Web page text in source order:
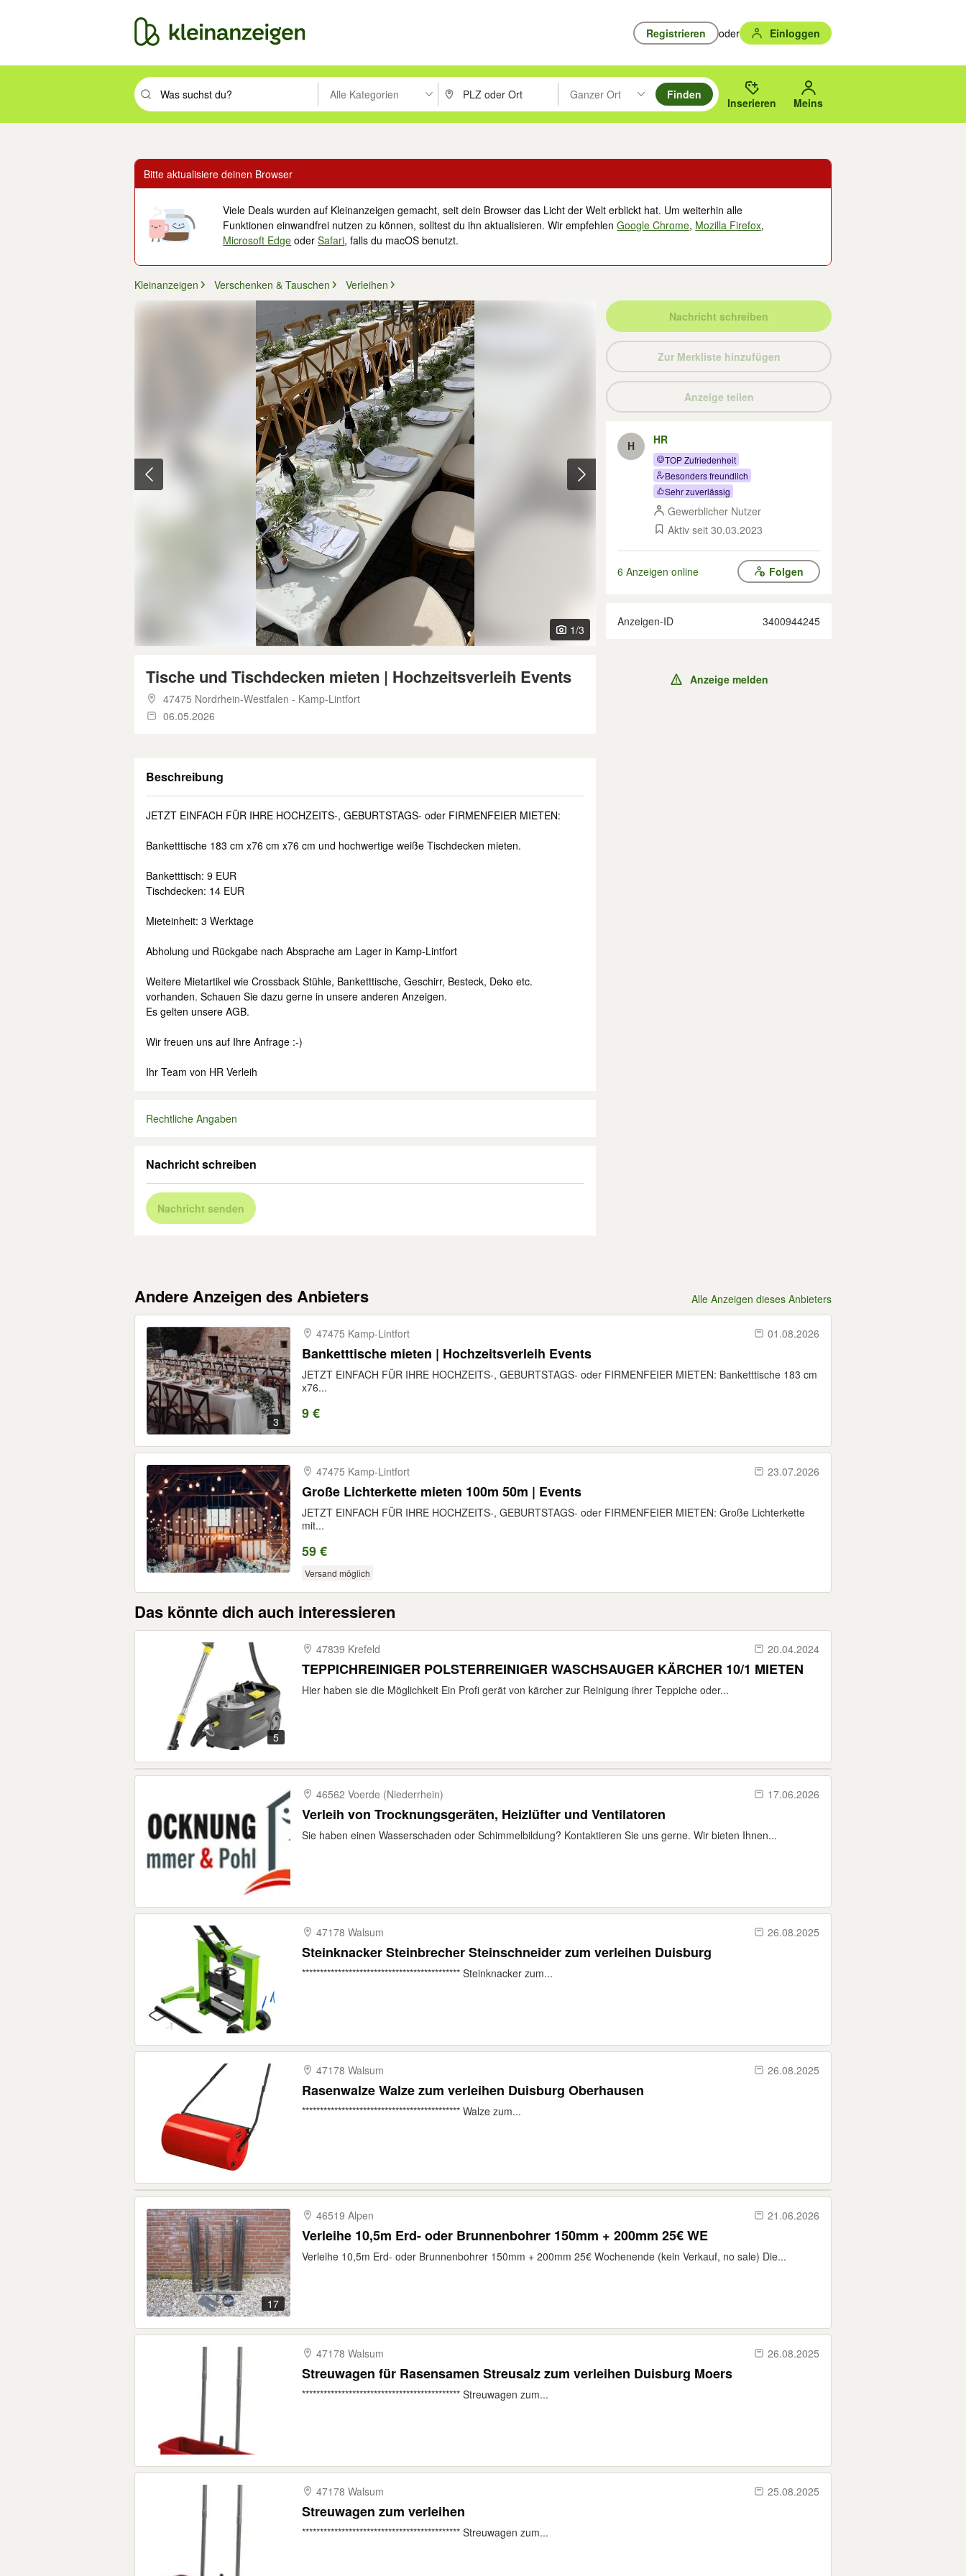
Registrieren oder Einloggen
Suchbegriff eingeben. Eingabetaste drücken um zu suchen, oder Vorschläge mit den Pfeiltasten nach oben/unten durchsuchen und mit Eingabetaste auswählen.
Alle Kategorien PLZ oder Ort eingeben. Eingabetaste drücken um zu suchen, oder Vorschläge mit den Pfeiltasten nach oben/
Ganzer Ort
Suche im Umkreis des gewählten Orts oder PLZ.
Finden
Inserieren Meins
Bitte aktualisiere deinen Browser
Viele Deals wurden auf Kleinanzeigen gemacht, seit dein Browser das Licht der Welt erblickt hat. Um weiterhin alle
Funktionen einwandfrei nutzen zu können, solltest du ihn aktualisieren. Wir empfehlenGoogle Chrome, Mozilla Firefox,
Microsoft Edge oderSafari, falls du macOS benutzt.
Kleinanzeigen Verschenken & Tauschen Verleihen
1/3
Tische und Tischdecken mieten | Hochzeitsverleih Events
47475 Nordrhein-Westfalen - Kamp-Lintfort
06.05.2026
Beschreibung
JETZT EINFACH FÜR IHRE HOCHZEITS-, GEBURTSTAGS- oder FIRMENFEIER MIETEN:
Banketttische 183 cm x76 cm x76 cm und hochwertige weiße Tischdecken mieten.
Banketttisch: 9 EUR
Tischdecken: 14 EUR
Mieteinheit: 3 Werktage
Abholung und Rückgabe nach Absprache am Lager in Kamp-Lintfort
Weitere Mietartikel wie Crossback Stühle, Banketttische, Geschirr, Besteck, Deko etc.
vorhanden. Schauen Sie dazu gerne in unsere anderen Anzeigen.
Es gelten unsere AGB.
Wir freuen uns auf Ihre Anfrage :-)
Ihr Team von HR Verleih
Rechtliche Angaben
Nachricht schreiben
Nachricht senden
Nachricht schreiben
Zur Merkliste hinzufügen
Anzeige teilen
H HR
TOP Zufriedenheit
Besonders freundlich
Sehr zuverlässig
Gewerblicher Nutzer
Aktiv seit 30.03.2023
6 Anzeigen online Folgen
Anzeigen-ID 3400944245
Anzeige melden
Andere Anzeigen des Anbieters Alle Anzeigen dieses Anbieters
3
47475 Kamp-​Lintfort 01.08.2026
Banketttische mieten | Hochzeitsverleih Events
JETZT EINFACH FÜR IHRE HOCHZEITS-, GEBURTSTAGS- oder FIRMENFEIER MIETEN: Banketttische 183 cm
x76...
9 €
47475 Kamp-​Lintfort 23.07.2026
Große Lichterkette mieten 100m 50m | Events
JETZT EINFACH FÜR IHRE HOCHZEITS-, GEBURTSTAGS- oder FIRMENFEIER MIETEN: Große Lichterkette
mit...
59 €
Versand möglich
Das könnte dich auch interessieren
5
47839 Krefeld 20.04.2024
TEPPICHREINIGER POLSTERREINIGER WASCHSAUGER KÄRCHER 10/1 MIETEN
Hier haben sie die Möglichkeit Ein Profi gerät von kärcher zur Reinigung ihrer Teppiche oder...
46562 Voerde (Niederrhein) 17.06.2026
Verleih von Trocknungsgeräten, Heizlüfter und Ventilatoren
Sie haben einen Wasserschaden oder Schimmelbildung? Kontaktieren Sie uns gerne. Wir bieten Ihnen...
47178 Walsum 26.08.2025
Steinknacker Steinbrecher Steinschneider zum verleihen Duisburg
******************************************** Steinknacker zum...
47178 Walsum 26.08.2025
Rasenwalze Walze zum verleihen Duisburg Oberhausen
******************************************** Walze zum...
17
46519 Alpen 21.06.2026
Verleihe 10,5m Erd- oder Brunnenbohrer 150mm + 200mm 25€ WE
Verleihe 10,5m Erd- oder Brunnenbohrer 150mm + 200mm 25€ Wochenende (kein Verkauf, no sale) Die...
47178 Walsum 26.08.2025
Streuwagen für Rasensamen Streusalz zum verleihen Duisburg Moers
******************************************** Streuwagen zum...
47178 Walsum 25.08.2025
Streuwagen zum verleihen
******************************************** Streuwagen zum...